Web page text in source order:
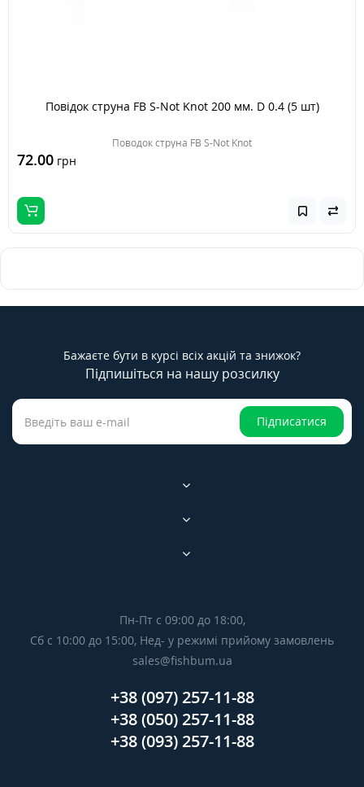
Повідок струна FB S-Not Knot 200 мм. D 0.4 (5 шт)
Поводок струна FB S-Not Knot
72.00 грн
Бажаєте бути в курсі всіх акцій та знижок?
Підпишіться на нашу розсилку
Підписатися
Пн-Пт с 09:00 до 18:00,
Сб с 10:00 до 15:00, Нед- у режимі прийому замовлень
sales@fishbum.ua
+38 (097) 257-11-88
+38 (050) 257-11-88
+38 (093) 257-11-88